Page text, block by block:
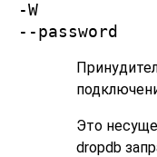
-W
--password
Это
dropdb